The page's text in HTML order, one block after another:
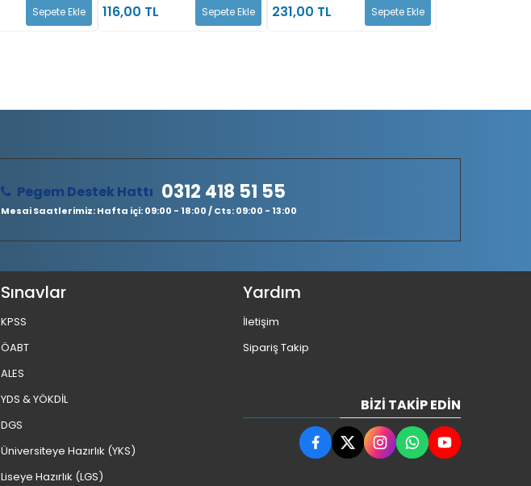
Sepete Ekle 116,00 TL Sepete Ekle 231,00 TL Sepete Ekle
Pegem Destek Hattı 0312 418 51 55
Mesai Saatlerimiz: Hafta içi: 09:00 - 18:00 / Cts: 09:00 - 13:00
Sınavlar
KPSS
ÖABT
ALES
YDS & YÖKDİL
DGS
Üniversiteye Hazırlık (YKS)
Liseye Hazırlık (LGS)
Yardım
İletişim
Sipariş Takip
BIZI TAKIP EDIN